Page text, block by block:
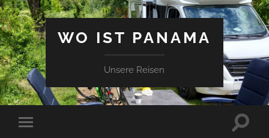
WO IST PANAMA
Unsere Reisen
Mobile-